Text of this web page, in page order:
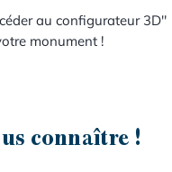
au configurateur 3D"
monument !
connaître !